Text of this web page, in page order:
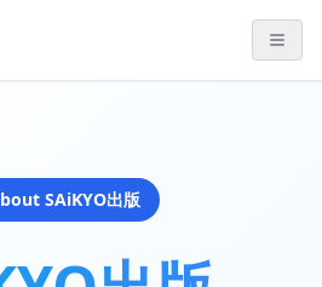
SAiKYO出版